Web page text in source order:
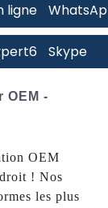
Skype
OEM
OEM -
OEM
! Nos
les plus